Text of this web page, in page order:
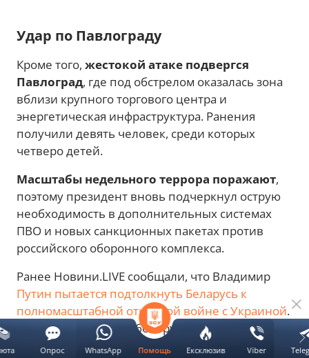
Удар по Павлограду
Кроме того, жестокой атаке подвергся
Павлоград, где под обстрелом оказалась зона
вблизи крупного торгового центра и
энергетическая инфраструктура. Ранения
получили девять человек, среди которых
четверо детей.
Масштабы недельного террора поражают,
поэтому президент вновь подчеркнул острую
необходимость в дополнительных системах
ПВО и новых санкционных пакетах против
российского оборонного комплекса.
Ранее Новини.LIVE сообщали, что Владимир
Путин пытается подтолкнуть Беларусь к
полномасштабной открытой войне с Украиной.
Сейчас два крупных белорусских завода уже
активно работают на обеспечение военных
Помощь Ексклюзив Viber
Опрос WhatsApp